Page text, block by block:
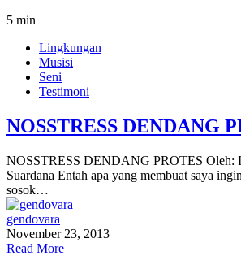
5 min
Lingkungan
Musisi
Seni
Testimoni
NOSSTRESS DENDANG
NOSSTRESS DENDANG PROTES Oleh:
Suardana Entah apa yang membuat saya
sosok…
gendovara
November 23, 2013
Read More